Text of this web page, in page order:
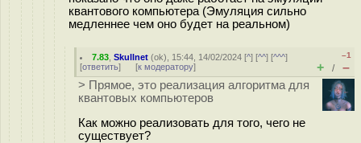
квантового компьютера (Эмуляция сильно
медленнее чем оно будет на реальном)
7.83 ,Skullnet (ok), 15:44, 14/02/2024 [^] [^^] [^^^]
[ответить] [к модератору]
–1
+ / –
> Прямое, это реализация алгоритма для
квантовых компьютеров
Как можно реализовать для того, чего не
существует?